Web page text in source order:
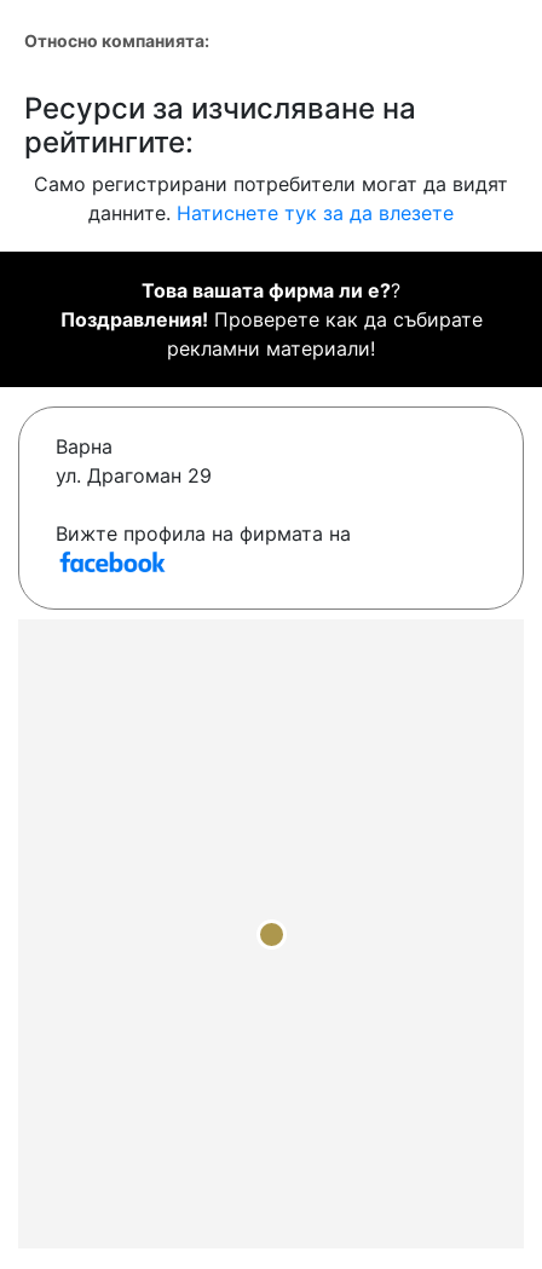
Относно компанията:
Ресурси за изчисляване на
рейтингите:
Само регистрирани потребители могат да видят
данните. Натиснете тук за да влезете
Това вашата фирма ли е??
Поздравления! Проверете как да събирате
рекламни материали!
Варна
ул. Драгоман 29
Вижте профила на фирмата на